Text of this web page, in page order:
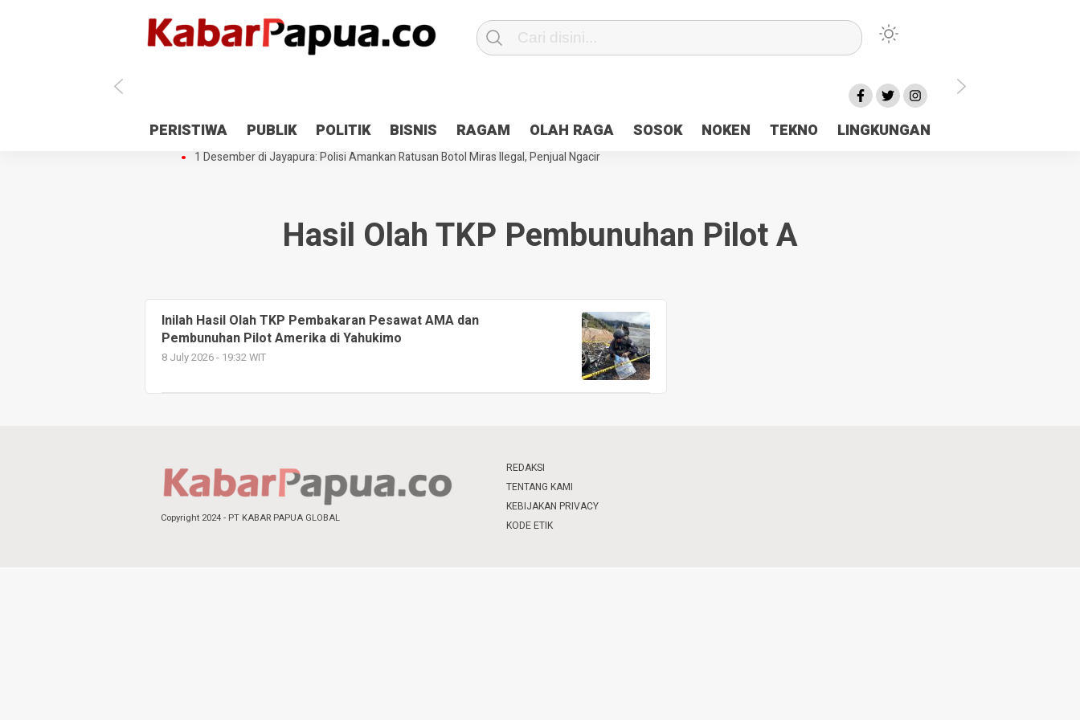
PERISTIWA PUBLIK POLITIK BISNIS RAGAM OLAH RAGA SOSOK NOKEN TEKNO LINGKUNGAN
Antisipasi 1 Desember, TNI Polri Patroli 2×24 jam di Kota Jayapura
Pesan Sejuk Polri di Deklarasi Pemilu Ceria Tanah Papua
Gedung Perpustakaan SMPN 5 Sentani Terbakar
Hibah Pilkada Jayapura Cair 10 Persen, Deposit Kas Daerah Rp23 Miliar Disorot
1 Desember di Jayapura: Polisi Amankan Ratusan Botol Miras Ilegal, Penjual Ngacir
Hasil Olah TKP Pembunuhan Pilot A
Inilah Hasil Olah TKP Pembakaran Pesawat AMA dan
Pembunuhan Pilot Amerika di Yahukimo
8 July 2026 - 19:32 WIT
Copyright 2024 - PT KABAR PAPUA GLOBAL
REDAKSI
TENTANG KAMI
KEBIJAKAN PRIVACY
KODE ETIK